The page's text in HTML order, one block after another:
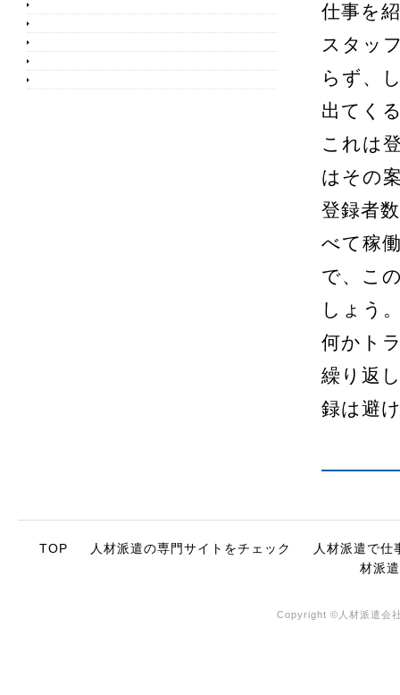
仕事を
スタッ
らず、
出てく
これは
はその
登録者
べて稼
で、こ
しょう
何かト
繰り返
録は避
TOP 人材派遣の専門サイトをチェック
人材派遣で仕
材派
Copyright ©人材派遣会